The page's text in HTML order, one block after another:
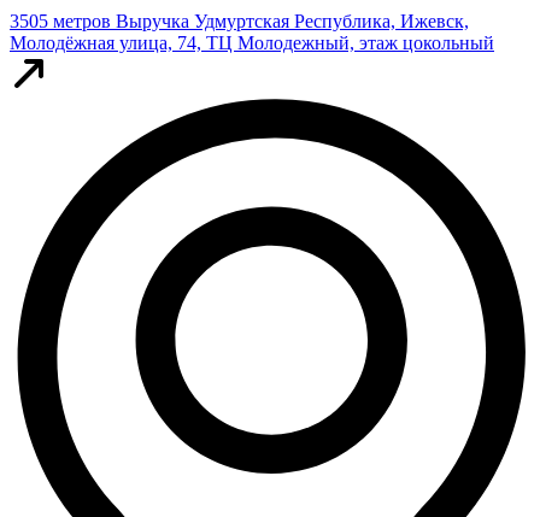
3505 метров Выручка Удмуртская Республика, Ижевск,
Молодёжная улица, 74, ТЦ Молодежный, этаж цокольный